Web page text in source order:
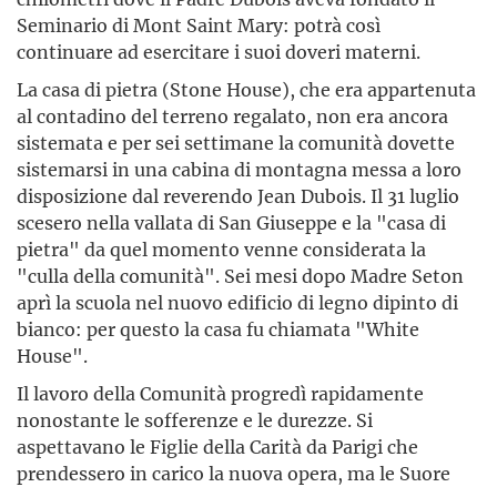
Seminario di Mont Saint Mary: potrà così
continuare ad esercitare i suoi doveri materni.
La casa di pietra (Stone House), che era appartenuta
al contadino del terreno regalato, non era ancora
sistemata e per sei settimane la comunità dovette
sistemarsi in una cabina di montagna messa a loro
disposizione dal reve­rendo Jean Dubois. Il 31 luglio
scesero nella vallata di San Giuseppe e la "casa di
pietra" da quel momento venne considerata la
"culla della comunità". Sei mesi dopo Madre Seton
aprì la scuola nel nuovo edificio di legno dipinto di
bianco: per questo la casa fu chiamata "White
House".
Il lavoro della Comunità progredì rapidamente
nonostante le sofferenze e le durezze. Si
aspettavano le Figlie della Carità da Parigi che
prendessero in carico la nuova opera, ma le Suore